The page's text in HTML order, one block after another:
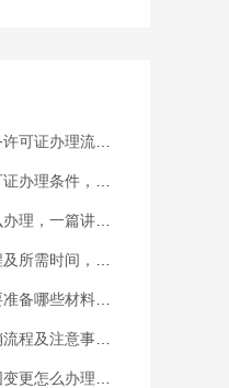
代理
办理流程，建议...
条件，2026...
，一篇讲清楚
间，完整攻略...
些材料，202...
注意事项，建议...
么办理，一篇讲...